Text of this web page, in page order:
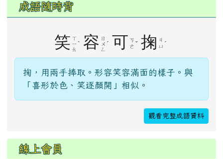
成語隨時背
笑 ㄒ
ㄧ
ㄠ
ˋ 容 ㄖ
ㄨ
ㄥ
ˊ 可 ㄎ
ㄜ ˇ 掬 ㄐ
ㄩ ˊ
掬，用兩手捧取。形容笑容滿面的樣子。與
「喜形於色、笑逐顏開」相似。
觀看完整成語資料
線上會員